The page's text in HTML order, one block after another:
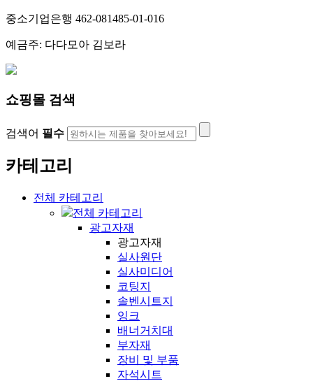
중소기업은행 462-081485-01-016
예금주: 다다모아 김보라
쇼핑몰 검색
검색어 필수
카테고리
전체 카테고리
전체 카테고리
광고자재
광고자재
실사원단
실사미디어
코팅지
솔벤시트지
잉크
배너거치대
부자재
장비 및 부품
자석시트